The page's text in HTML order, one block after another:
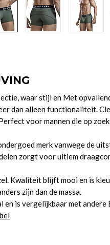
waar stijl en Met
dan alleen functionaliteit.
voor mannen die op
merk vanwege de
zorgt voor ultiem
Kwaliteit blijft mooi en is
zijn dan de massa.
is vergelijkbaar met andere